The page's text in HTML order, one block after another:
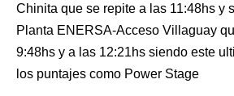
Chinita que se repite a las 11:48hs y
Planta ENERSA-Acceso Villaguay
9:48hs y a las 12:21hs siendo este
los puntajes como Power Stage